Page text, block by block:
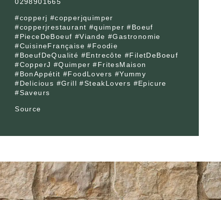
#copperj #copperjquimper
#copperjrestaurant #quimper #Boeuf
#PieceDeBoeuf #Viande #Gastronomie
#CuisineFrançaise #Foodie
#BoeufDeQualité #Entrecôte #FiletDeBoeuf
#CopperJ #Quimper #FritesMaison
#BonAppétit #FoodLovers #Yummy
#Delicious #Grill #SteakLovers #Epicure
#Saveurs
Source